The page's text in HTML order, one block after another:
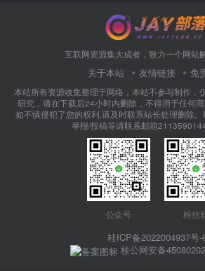
互联网资源集大成者，致力一个网站
关于本站 友情链接 免
本站所有资源收集整理于网络，本站不参与制作，
研究，请在下载后24小时内删除，不得用于任何
如不慎侵犯了您的权利,请及时联系站长处理删除
举报/投稿等请联系邮箱
公众号 粉丝
桂ICP备2022004937号-
桂公网安备